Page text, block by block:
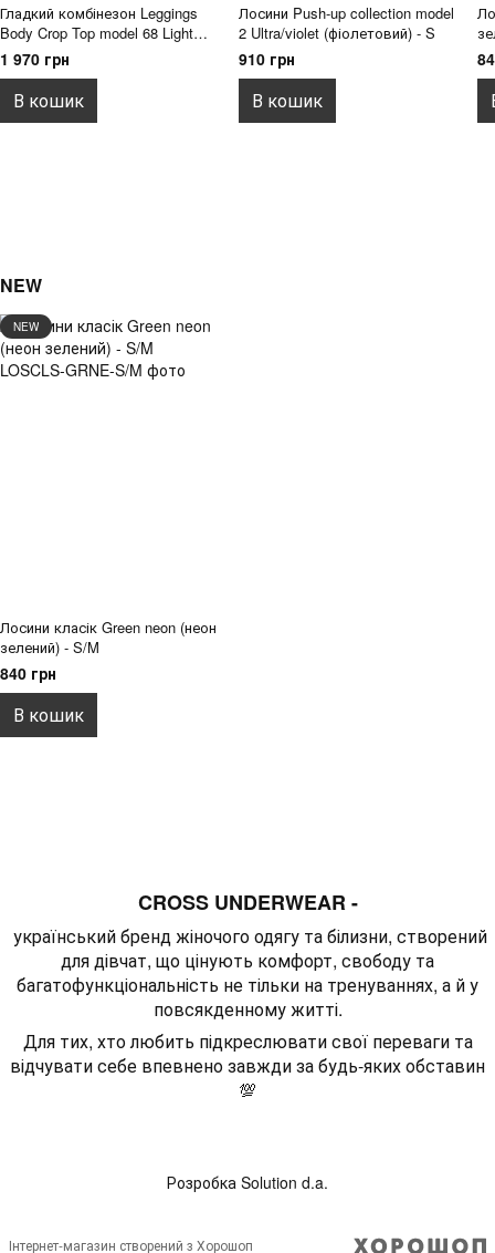
Гладкий комбінезон Leggings
Body Crop Top model 68 Light
pink (рожевий) - S
1 970 грн
В кошик
Лосини Push-up collection model
2 Ultra/violet (фіолетовий) - S
910 грн
В кошик
NEW
NEW
Лосини класік Green neon (неон
зелений) - S/M
840 грн
В кошик
CROSS UNDERWEAR -
український бренд жіночого одягу та білизни, створений
для дівчат, що цінують комфорт, свободу та
багатофункціональність не тільки на тренуваннях, а й у
повсякденному житті.
Для тих, хто любить підкреслювати свої переваги та
відчувати себе впевнено завжди за будь-яких обставин
💯
Розробка Solution d.a.
Інтернет-магазин створений з Хорошоп